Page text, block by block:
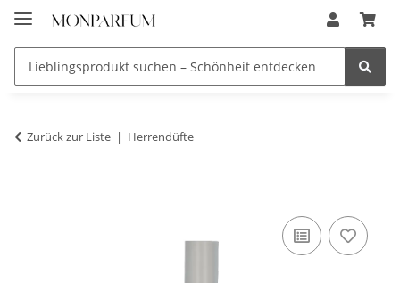
Zurück zur Liste Herrendüfte